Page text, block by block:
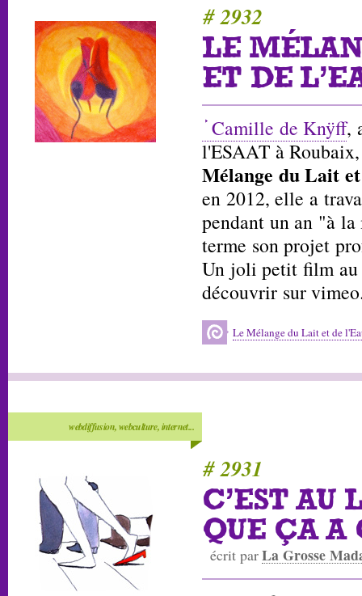
# 2932
LE
ET DE
Camille de Knÿff,
l'ESAAT à
Mélange du Lait
en 2012, elle a
pendant un an "à
terme son projet
Un joli petit film au
découvrir sur
Le Mélange du Lait et de
webdiffusion, webculture, internet...
# 2931
C'EST AU
QUE ÇA
écrit parLa Grosse